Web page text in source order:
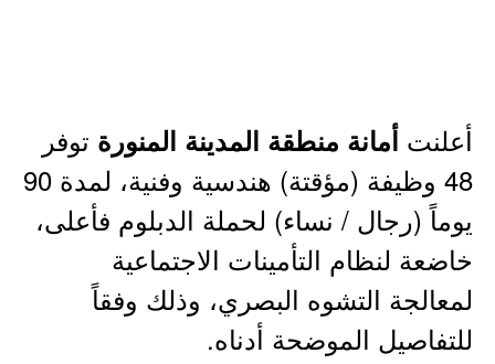
أعلنت أمانة منطقة المدينة المنورة توفر
48 وظيفة (مؤقتة) هندسية وفنية، لمدة 90
يوماً (رجال / نساء) لحملة الدبلوم فأعلى،
خاضعة لنظام التأمينات الاجتماعية
لمعالجة التشوه البصري، وذلك وفقاً
للتفاصيل الموضحة أدناه.